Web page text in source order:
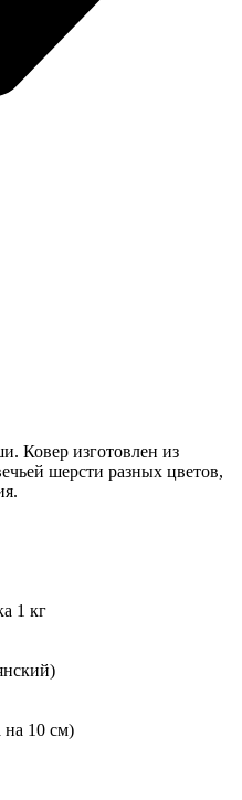
Ковер изготовлен из
шерсти разных цветов,
1 кг
на 10 см)